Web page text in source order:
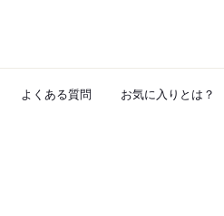
よくある質問 お気に入りとは？